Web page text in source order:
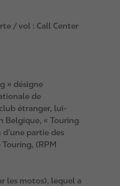
/ vol : Call Center
» désigne
de
étranger, lui-
Belgique, « Touring
partie des
(RPM
les motos), lequel a